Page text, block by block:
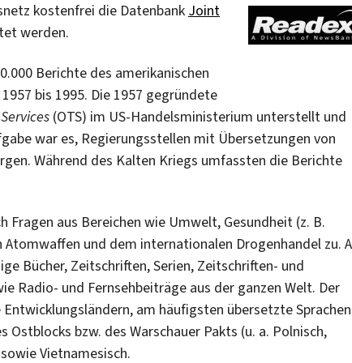
kostenfrei die Datenbank Joint
werden.
Berichte des amerikanischen
bis 1995. Die 1957 gegründete
(OTS) im US-Handelsministerium unterstellt und
war es, Regierungsstellen mit Übersetzungen von
Während des Kalten Kriegs umfassten die Berichte
aus Bereichen wie Umwelt, Gesundheit (z. B.
und dem internationalen Drogenhandel zu.
Bücher, Zeitschriften, Serien, Zeitschriften- und
Radio- und Fernsehbeiträge aus der ganzen Welt. Der
am häufigsten übersetzte Sprachen
Ostblocks bzw. des Warschauer Pakts (u. a. Polnisch,
Vietnamesisch.